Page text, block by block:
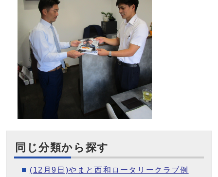
同じ分類から探す
(12月9日)やまと西和ロータリークラブ例